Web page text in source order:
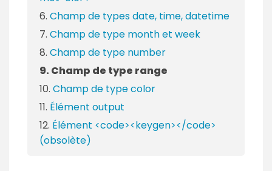
Champ de types date, time, datetime
Champ de type month et week
Champ de type number
Champ de type range
Champ de type color
Élément output
Élément <code><keygen></code>
(obsolète)